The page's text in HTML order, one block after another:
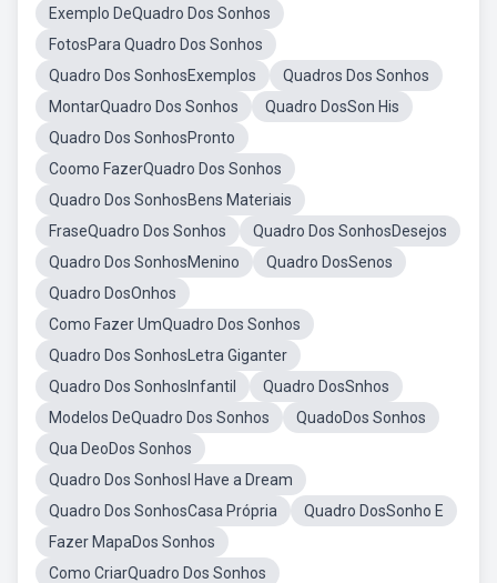
Exemplo DeQuadro Dos Sonhos
FotosPara Quadro Dos Sonhos
Quadro Dos SonhosExemplos
Quadros Dos Sonhos
MontarQuadro Dos Sonhos
Quadro DosSon His
Quadro Dos SonhosPronto
Coomo FazerQuadro Dos Sonhos
Quadro Dos SonhosBens Materiais
FraseQuadro Dos Sonhos
Quadro Dos SonhosDesejos
Quadro Dos SonhosMenino
Quadro DosSenos
Quadro DosOnhos
Como Fazer UmQuadro Dos Sonhos
Quadro Dos SonhosLetra Giganter
Quadro Dos SonhosInfantil
Quadro DosSnhos
Modelos DeQuadro Dos Sonhos
QuadoDos Sonhos
Qua DeoDos Sonhos
Quadro Dos SonhosI Have a Dream
Quadro Dos SonhosCasa Própria
Quadro DosSonho E
Fazer MapaDos Sonhos
Como CriarQuadro Dos Sonhos